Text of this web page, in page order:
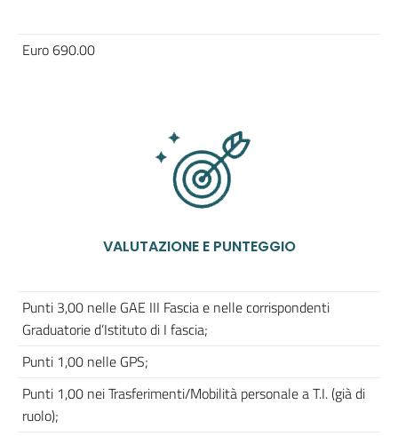
Euro 690.00
VALUTAZIONE E PUNTEGGIO
Punti 3,00 nelle GAE III Fascia e nelle corrispondenti
Graduatorie d’Istituto di I fascia;
Punti 1,00 nelle GPS;
Punti 1,00 nei Trasferimenti/Mobilità personale a T.I. (già di
ruolo);